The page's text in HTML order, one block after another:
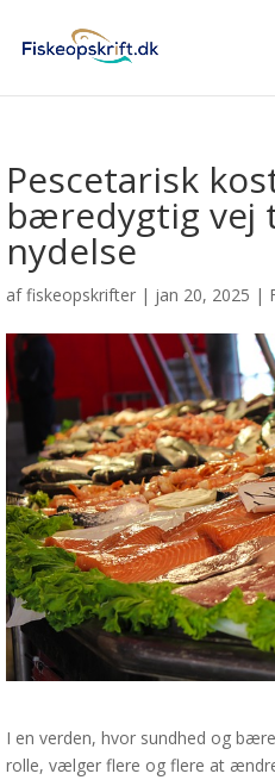
Pescetarisk
bæredygtig vej
nydelse
affiskeopskrifter | jan 20, 2025 |
I en verden, hvor sundhed og
rolle, vælger flere og flere at